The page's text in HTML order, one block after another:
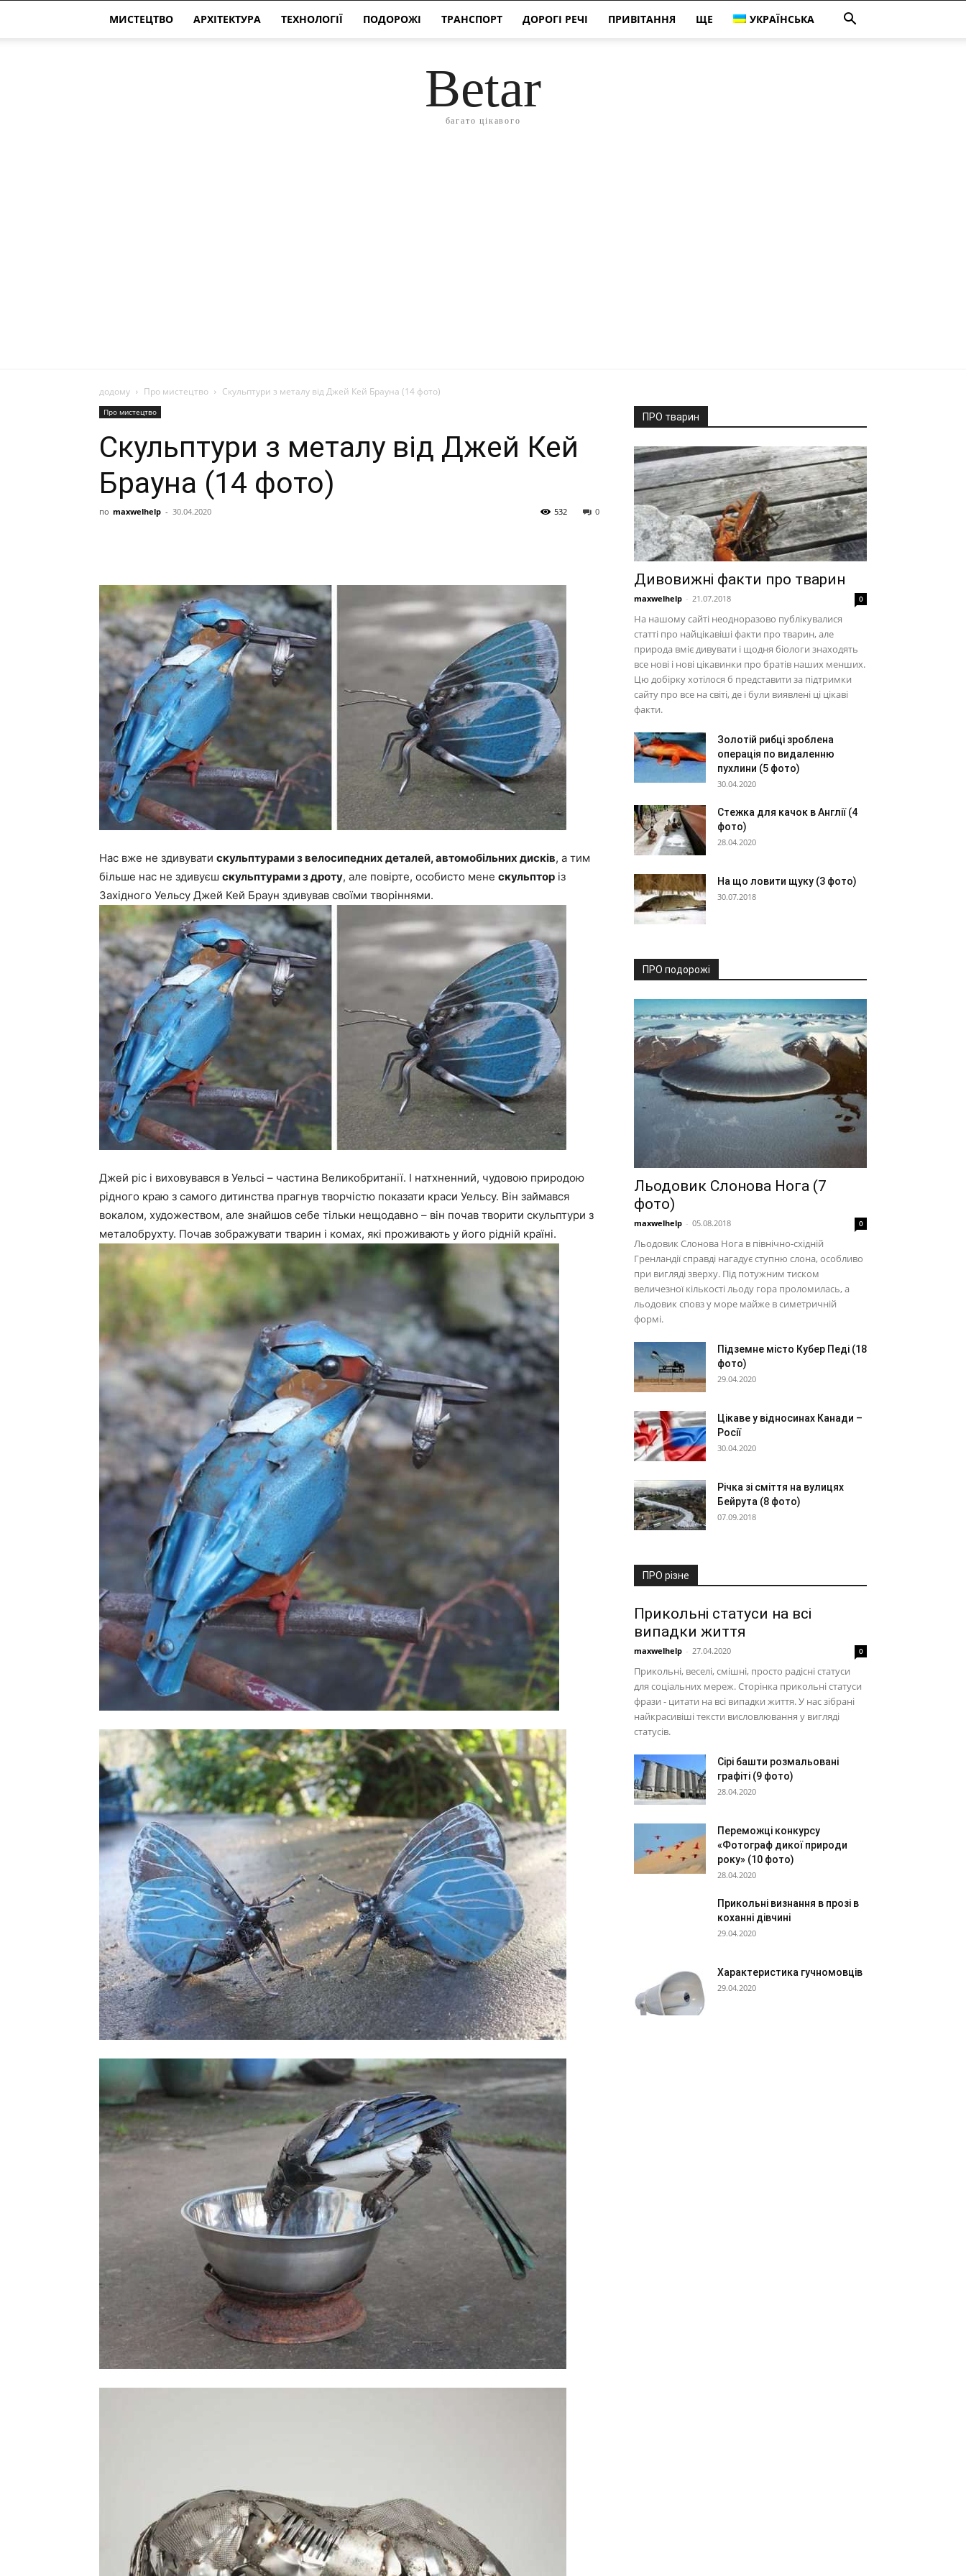
МИСТЕЦТВО АРХІТЕКТУРА ТЕХНОЛОГІЇ ПОДОРОЖІ ТРАНСПОРТ ДОРОГІ РЕЧІ ПРИВІТАННЯ ЩЕ УКРАЇНСЬКА
Betar
багато цікавого
додому Про мистецтво Скульптури з металу від Джей Кей Брауна (14 фото)
Про мистецтво
Скульптури з металу від Джей Кей
Брауна (14 фото)
по maxwelhelp - 30.04.2020 0
532
Нас вже не здивувати скульптурами з велосипедних деталей, автомобільних дисків, а тим
більше нас не здивуєш скульптурами з дроту, але повірте, особисто мене скульптор із
Західного Уельсу Джей Кей Браун здивував своїми творіннями.
Джей ріс і виховувався в Уельсі – частина Великобританії. І натхненний, чудовою природою
рідного краю з самого дитинства прагнув творчістю показати краси Уельсу. Він займався
вокалом, художеством, але знайшов себе тільки нещодавно – він почав творити скульптури з
металобрухту. Почав зображувати тварин і комах, які проживають у його рідній країні.
ПРО тварин
Дивовижні факти про тварин
maxwelhelp - 21.07.2018 0
На нашому сайті неодноразово публікувалися
статті про найцікавіші факти про тварин, але
природа вміє дивувати і щодня біологи знаходять
все нові і нові цікавинки про братів наших менших.
Цю добірку хотілося б представити за підтримки
сайту про все на світі, де і були виявлені ці цікаві
факти.
Золотій рибці зроблена
операція по видаленню
пухлини (5 фото)
30.04.2020
Стежка для качок в Англії (4
фото)
28.04.2020
На що ловити щуку (3 фото)
30.07.2018
ПРО подорожі
Льодовик Слонова Нога (7
фото)
maxwelhelp - 05.08.2018 0
Льодовик Слонова Нога в північно-східній
Гренландії справді нагадує ступню слона, особливо
при вигляді зверху. Під потужним тиском
величезної кількості льоду гора проломилась, а
льодовик сповз у море майже в симетричній
формі.
Підземне місто Кубер Педі (18
фото)
29.04.2020
Цікаве у відносинах Канади –
Росії
30.04.2020
Річка зі сміття на вулицях
Бейрута (8 фото)
07.09.2018
ПРО різне
Прикольні статуси на всі
випадки життя
maxwelhelp - 27.04.2020 0
Прикольні, веселі, смішні, просто радісні статуси
для соціальних мереж. Сторінка прикольні статуси
фрази - цитати на всі випадки життя. У нас зібрані
найкрасивіші тексти висловлювання у вигляді
статусів.
Сірі башти розмальовані
графіті (9 фото)
28.04.2020
Переможці конкурсу
«Фотограф дикої природи
року» (10 фото)
28.04.2020
Прикольні визнання в прозі в
коханні дівчині
29.04.2020
Характеристика гучномовців
29.04.2020